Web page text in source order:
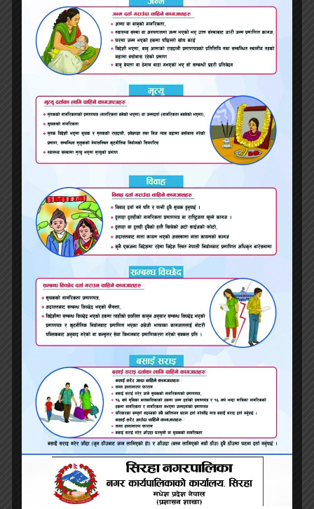
भारतमा विद्युतीय स्कुटरको शोरुममा आगलागी हुँदा ६
जनाको मृत्यु
राहुल गान्धीले भने- ‘भारतमा लोकतन्त्रमाथि आक्रमण भयो’
‘भारत जोडो’ यात्राका क्रममा कांग्रेस नेताको हृदयघातका
कारण मृत्यु